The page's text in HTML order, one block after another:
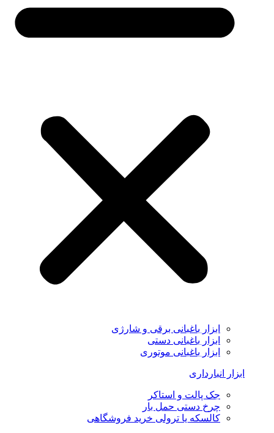
ابزار باغبانی برقی و شارژی
ابزار باغبانی دستی
ابزار باغبانی موتوری
ابزار انبارداری
جک پالت و استاکر
چرخ دستی حمل بار
کالسکه یا ترولی خرید فروشگاهی